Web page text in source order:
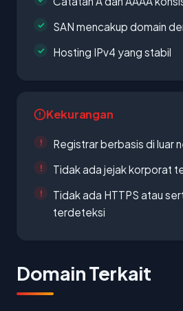
SAN mencakup domain
Hosting IPv4 yang stabil
Kekurangan
Registrar berbasis di luar
Tidak ada jejak korporat
Tidak ada HTTPS atau
terdeteksi
Domain Terkait